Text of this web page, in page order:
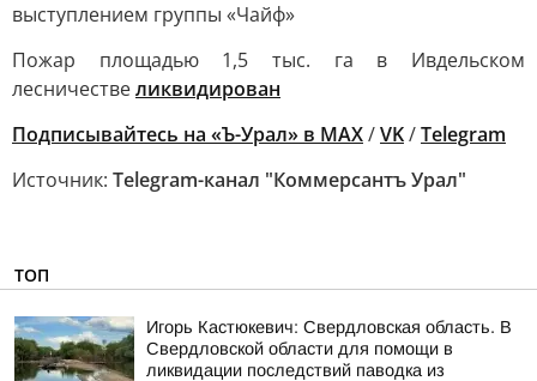
выступлением группы «Чайф»
Пожар площадью 1,5 тыс. га в Ивдельском
лесничествеликвидирован
Подписывайтесь на «Ъ-Урал» в MAX/VK/Telegram
Источник: Telegram-канал "Коммерсантъ Урал"
ТОП
Игорь Кастюкевич: Свердловская область. В
Свердловской области для помощи в
ликвидации последствий паводка из